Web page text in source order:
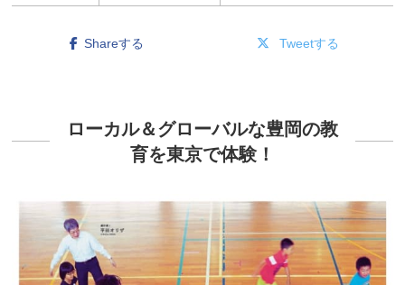
Shareする Tweetする
ローカル＆グローバルな豊岡の教
育を東京で体験！